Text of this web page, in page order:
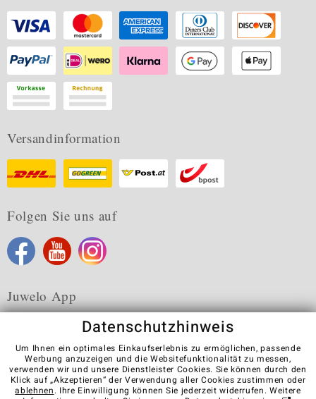
Versandinformation
Folgen Sie uns auf
Juwelo App
Karriere AGB Datenschutz Cookies
Impressum
Kontakt
Vertrag widerrufen
Datenschutzhinweis
Um Ihnen ein optimales Einkaufserlebnis zu ermöglichen, passende
Werbung anzuzeigen und die Websitefunktionalität zu messen,
verwenden wir und unsere Dienstleister Cookies. Sie können durch den
Klick auf „Akzeptieren“ der Verwendung aller Cookies zustimmen oder
ablehnen. Ihre Einwilligung können Sie jederzeit widerrufen. Weitere